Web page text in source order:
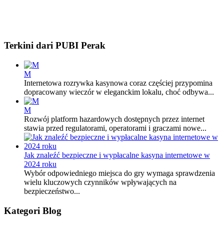
Terkini dari PUBI Perak
M
Internetowa rozrywka kasynowa coraz częściej przypomina
dopracowany wieczór w eleganckim lokalu, choć odbywa...
M
Rozwój platform hazardowych dostępnych przez internet
stawia przed regulatorami, operatorami i graczami nowe...
Jak znaleźć bezpieczne i wypłacalne kasyna internetowe w
2024 roku
Wybór odpowiedniego miejsca do gry wymaga sprawdzenia
wielu kluczowych czynników wpływających na
bezpieczeństwo...
Kategori Blog